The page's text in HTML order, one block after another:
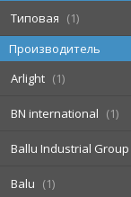
Типовая
1
Производитель
Arlight
1
BN international 1
Ballu Industrial Group
Balu 1